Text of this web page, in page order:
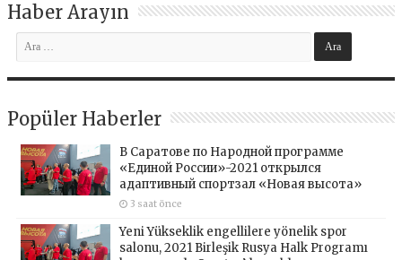
Haber Arayın
Popüler Haberler
В Саратове по Народной программе
«Единой России»-2021 открылся
адаптивный спортзал «Новая высота»
3 saat önce
Yeni Yükseklik engellilere yönelik spor
salonu, 2021 Birleşik Rusya Halk Programı